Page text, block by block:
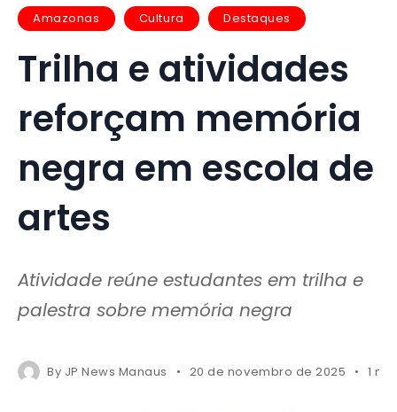
Amazonas Cultura Destaques
Trilha e atividades
reforçam memória
negra em escola de
artes
Atividade reúne estudantes em trilha e
palestra sobre memória negra
By JP News Manaus 20 de novembro de 2025 1